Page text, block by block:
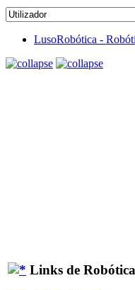
LusoRobótica -
Links de Robótica